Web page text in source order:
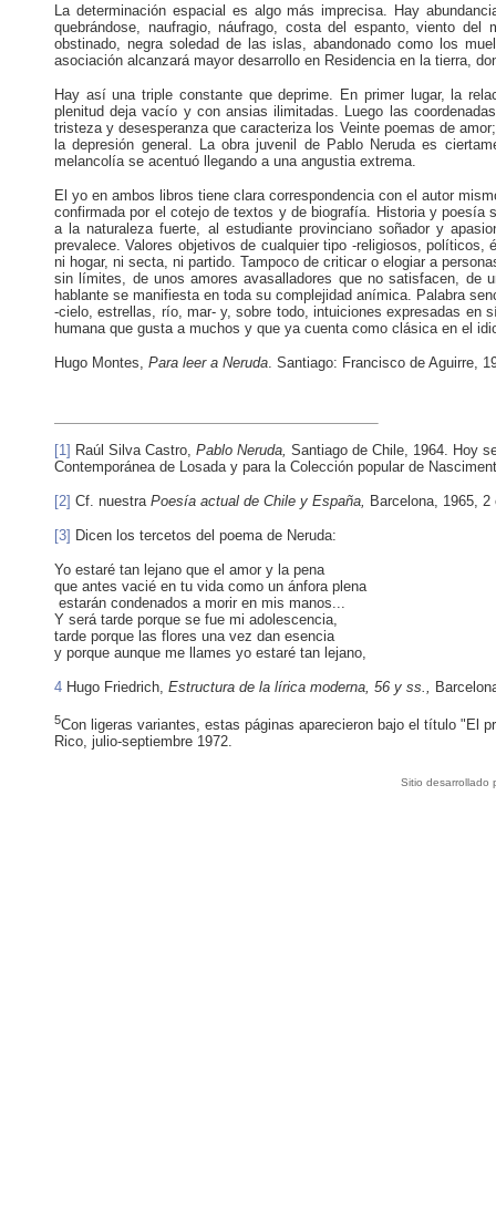
La determinación espacial es algo más imprecisa. Hay
quebrándose, naufragio, náufrago, costa del espanto, viento
obstinado, negra soledad de las islas, abandonado como los
asociación alcanzará mayor desarrollo en Residencia en la tierra,
Hay así una triple constante que deprime. En primer lugar, la
plenitud deja vacío y con ansias ilimitadas. Luego las
tristeza y desesperanza que caracteriza los Veinte poemas de
la depresión general. La obra juvenil de Pablo Neruda es
melancolía se acentuó llegando a una angustia extrema.
El yo en ambos libros tiene clara correspondencia con el autor
confirmada por el cotejo de textos y de biografía. Historia y poesía
a la naturaleza fuerte, al estudiante provinciano soñador y
prevalece. Valores objetivos de cualquier tipo -religiosos,
ni hogar, ni secta, ni partido. Tampoco de criticar o elogiar a
sin límites, de unos amores avasalladores que no satisfacen,
hablante se manifiesta en toda su complejidad anímica. Palabra
-cielo, estrellas, río, mar- y, sobre todo, intuiciones expresadas
humana que gusta a muchos y que ya cuenta como clásica en el
Hugo Montes, Para leer a Neruda . Santiago: Francisco de Aguirre,
[1] Raúl Silva Castro, Pablo Neruda, Santiago de Chile, 1964. Hoy
Contemporánea de Losada y para la Colección popular de
[2] Cf. nuestra Poesía actual de Chile y España, Barcelona, 1965,
[3] Dicen los tercetos del poema de Neruda:
Yo estaré tan lejano que el amor y la pena
que antes vacié en tu vida como un ánfora plena
estarán condenados a morir en mis manos...
Y será tarde porque se fue mi adolescencia,
tarde porque las flores una vez dan esencia
y porque aunque me llames yo estaré tan lejano,
4 Hugo Friedrich, Estructura de la lírica moderna, 56 y ss.,
5Con ligeras variantes, estas páginas aparecieron bajo el título "El
Rico, julio-septiembre 1972.
Sitio desarrollado